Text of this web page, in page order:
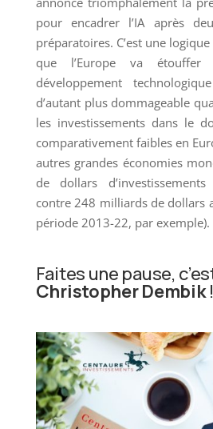
pour encadrer l’IA après
préparatoires. C’est une
que l’Europe va
développement
d’autant plus dommageable
les investissements dans le
comparativement faibles en
autres grandes économies
de dollars
contre 248 milliards de dollars
période 2013-22, par exemple).
Faites une pause,
Christopher Dembik!